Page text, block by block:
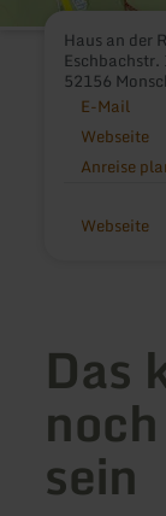
Haus an der
Eschbachstr.
52156
E-Mail
Webseite
Anreise
Webseite
Das
sein